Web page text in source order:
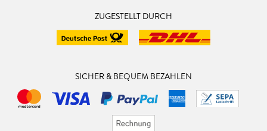
ZUGESTELLT DURCH
SICHER & BEQUEM BEZAHLEN